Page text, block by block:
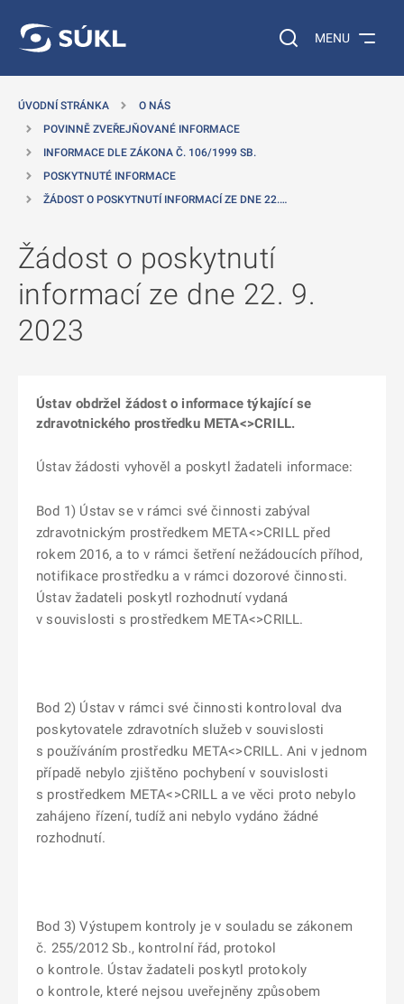
Vyhledávání na
MENU
ÚVODNÍ STRÁNKA
O NÁS
POVINNĚ ZVEŘEJŇOVANÉ INFORMACE
INFORMACE DLE ZÁKONA Č. 106/1999 SB.
POSKYTNUTÉ INFORMACE
ŽÁDOST O POSKYTNUTÍ INFORMACÍ ZE DNE 22.…
Žádost o poskytnutí
informací ze dne 22. 9.
2023
Ústav obdržel žádost o informace týkající se
zdravotnického prostředku META<>CRILL.
Ústav žádosti vyhověl a poskytl žadateli informace:
Bod 1) Ústav se v rámci své činnosti zabýval
zdravotnickým prostředkem META<>CRILL před
rokem 2016, a to v rámci šetření nežádoucích příhod,
notifikace prostředku a v rámci dozorové činnosti.
Ústav žadateli poskytl rozhodnutí vydaná
v souvislosti s prostředkem META<>CRILL.
Bod 2) Ústav v rámci své činnosti kontroloval dva
poskytovatele zdravotních služeb v souvislosti
s používáním prostředku META<>CRILL. Ani v jednom
případě nebylo zjištěno pochybení v souvislosti
s prostředkem META<>CRILL a ve věci proto nebylo
zahájeno řízení, tudíž ani nebylo vydáno žádné
rozhodnutí.
Bod 3) Výstupem kontroly je v souladu se zákonem
č. 255/2012 Sb., kontrolní řád, protokol
o kontrole. Ústav žadateli poskytl protokoly
o kontrole, které nejsou uveřejněny způsobem